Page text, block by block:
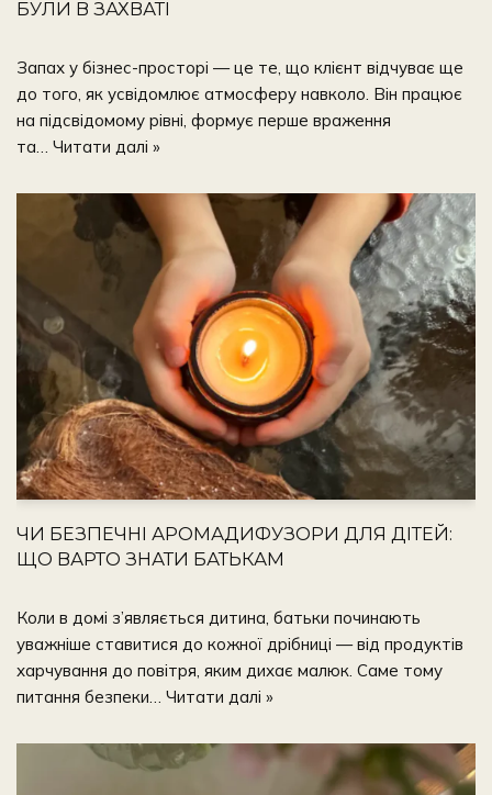
БУЛИ В ЗАХВАТІ
Запах у бізнес-просторі — це те, що клієнт відчуває ще
до того, як усвідомлює атмосферу навколо. Він працює
на підсвідомому рівні, формує перше враження
та… Читати далі »
ЧИ БЕЗПЕЧНІ АРОМАДИФУЗОРИ ДЛЯ ДІТЕЙ:
ЩО ВАРТО ЗНАТИ БАТЬКАМ
Коли в домі з’являється дитина, батьки починають
уважніше ставитися до кожної дрібниці — від продуктів
харчування до повітря, яким дихає малюк. Саме тому
питання безпеки… Читати далі »